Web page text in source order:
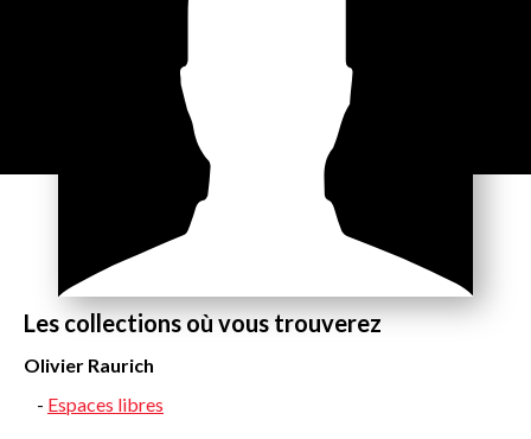
Les collections où vous trouverez
Olivier Raurich
Espaces libres